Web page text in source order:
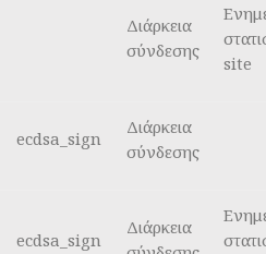
Διάρκεια
σύνδεσης
site
ecdsa_sign
Διάρκεια
σύνδεσης
ecdsa_sign
Διάρκεια